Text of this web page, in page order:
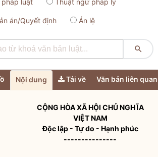
pháp luật Thuật ngữ pháp lý
án/Quyết định Án lệ

Nội dung Tải về Văn bản liên quan
CỘNG HÒA XÃ HỘI CHỦ NGHĨA
VIỆT NAM
Độc lập - Tự do - Hạnh phúc
---------------